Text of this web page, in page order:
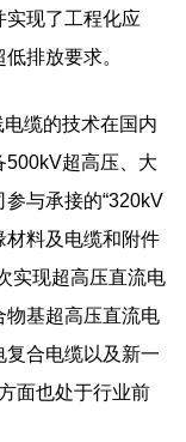
实现了工程化应
排放要求。
缆的技术在国内
500kV超高压、大
与承接的“320kV
材料及电缆和附件
实现超高压直流电
物基超高压直流电
合电缆以及新一
面也处于行业前